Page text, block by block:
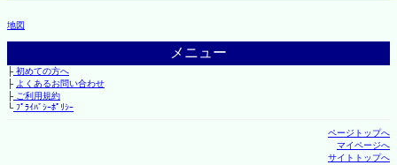
地図
メニュー
├初めての方へ
├ よくあるお問い合わせ
├ご利用規約
└ﾌﾟﾗｲﾊﾞｼｰﾎﾟﾘｼｰ
ページトップへ
マイページへ
サイトトップへ